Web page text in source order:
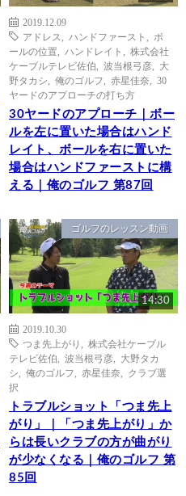
2019.12.09
アドレス
ハンドファースト
ボ
ールの位置
ハンドレイト
株式会社
ケーブルテレビ佐伯
波当根弓彦
大
野タカシ
俺のゴルフ 赤星佳奈
30
ヤードのアプローチの打ち方
30ヤードのアプローチ｜ボー
ルを左に置いた場合はハンド
レイト、ボールを右に置いた
場合はハンドファーストに構
える｜俺のゴルフ 第87回
ゴルフのレッスン動画
14:30
2019.10.30
つま先上がり
株式会社ケーブル
テレビ佐伯
波当根弓彦
大野タカ
シ
俺のゴルフ 赤星佳奈
クラブ選
択
トラブルショット「つま先上
がり」｜「つま先上がり」か
らは長いクラブの方が曲がり
が少なくなる｜俺のゴルフ 第
85回